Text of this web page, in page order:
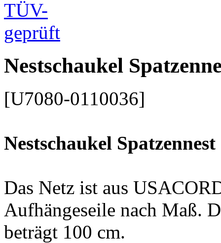
Nestschaukel
[U7080-0110036]
Nestschaukel
Das Netz ist aus
Aufhängeseile nach Maß.
beträgt 100 cm.